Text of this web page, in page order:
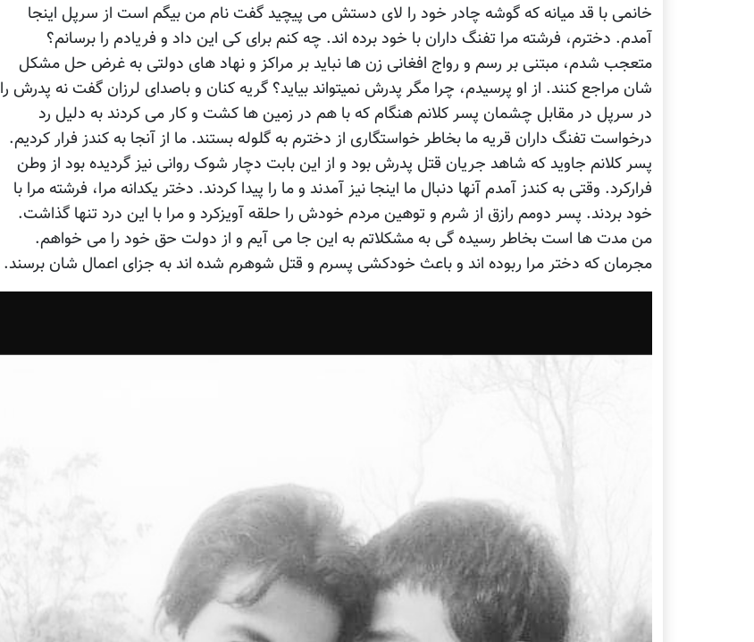
خانمی با قد میانه که گوشه چادر خود را لای دستش می پیچید گفت نام من بیگم است از سرپل اینجا
آمدم. دخترم، فرشته مرا تفنگ داران با خود برده اند. چه کنم برای کی این داد و فریادم را برسانم؟
متعجب شدم، مبتنی بر رسم و رواج افغانی زن ها نباید بر مراکز و نهاد های دولتی به غرض حل مشکل
شان مراجع کنند. از او پرسیدم، چرا مگر پدرش نمیتواند بیاید؟ گریه کنان و باصدای لرزان گفت نه پدرش را
در سرپل در مقابل چشمان پسر کلانم هنگام که با هم در زمین ها کشت و کار می کردند به دلیل رد
درخواست تفنگ داران قریه ما بخاطر خواستگاری از دخترم به گلوله بستند. ما از آنجا به کندز فرار کردیم.
پسر کلانم جاوید که شاهد جریان قتل پدرش بود و از این بابت دچار شوک روانی نیز گردیده بود از وطن
فرارکرد. وقتی به کندز آمدم آنها دنبال ما اینجا نیز آمدند و ما را پیدا کردند. دختر یکدانه مرا، فرشته مرا با
خود بردند. پسر دومم رازق از شرم و توهین مردم خودش را حلقه آویزکرد و مرا با این درد تنها گذاشت.
من مدت ها است بخاطر رسیده گی به مشکلاتم به این جا می آیم و از دولت حق خود را می خواهم.
مجرمان که دختر مرا ربوده اند و باعث خودکشی پسرم و قتل شوهرم شده اند به جزای اعمال شان برسند.